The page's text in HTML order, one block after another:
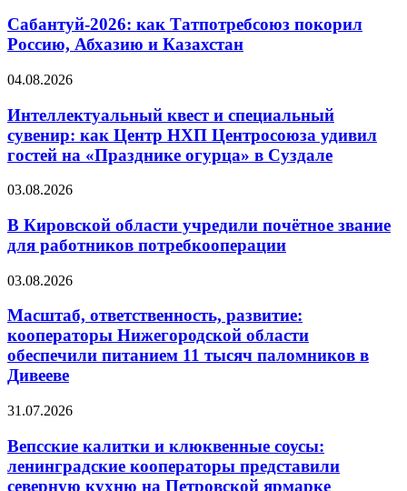
Сабантуй-2026: как Татпотребсоюз покорил
Россию, Абхазию и Казахстан
04.08.2026
Интеллектуальный квест и специальный
сувенир: как Центр НХП Центросоюза удивил
гостей на «Празднике огурца» в Суздале
03.08.2026
В Кировской области учредили почётное звание
для работников потребкооперации
03.08.2026
Масштаб, ответственность, развитие:
кооператоры Нижегородской области
обеспечили питанием 11 тысяч паломников в
Дивееве
31.07.2026
Вепсские калитки и клюквенные соусы:
ленинградские кооператоры представили
северную кухню на Петровской ярмарке